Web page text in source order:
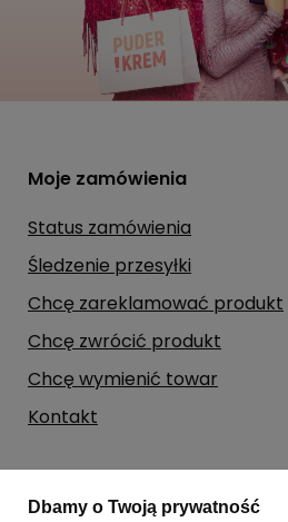
Moje zamówienia
Status zamówienia
Śledzenie przesyłki
Chcę zareklamować produkt
Chcę zwrócić produkt
Chcę wymienić towar
Kontakt
Dbamy o Twoją prywatność